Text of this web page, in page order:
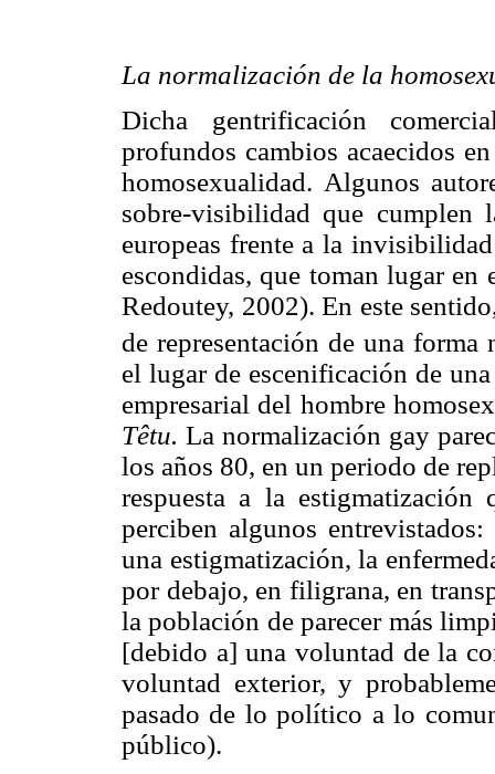
La normalización de la
Dicha gentrificación
profundos cambios acaecidos
homosexualidad. Algunos
sobre-visibilidad que cumplen
europeas frente a la
escondidas, que toman lugar
Redoutey, 2002). En este
de representación de una
el lugar de escenificación de
empresarial del hombre
Têtu. La normalización gay
los años 80, en un periodo de
respuesta a la
perciben algunos
una estigmatización, la
por debajo, en filigrana, en
la población de parecer más
[debido a] una voluntad de la
voluntad exterior, y
pasado de lo político a lo
público).